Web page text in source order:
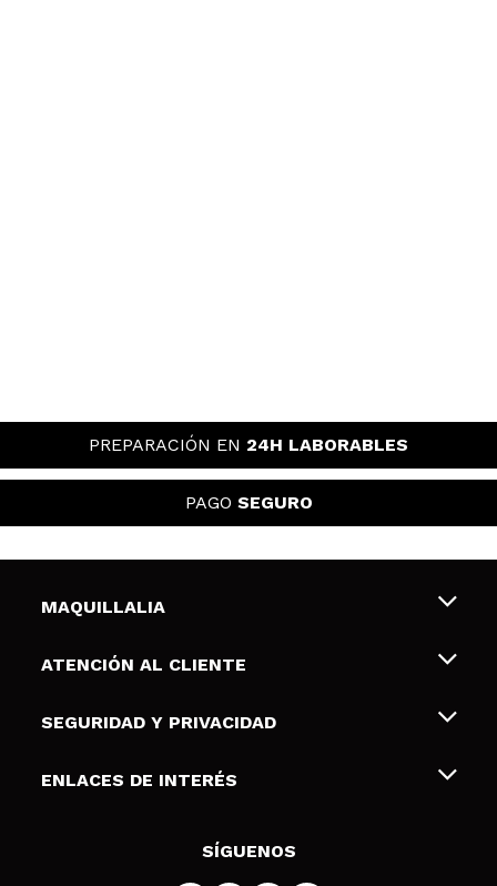
PREPARACIÓN EN 24H LABORABLES
PAGO SEGURO
MAQUILLALIA
Sobre nosotros
Tarjetas de Regalo
ATENCIÓN AL CLIENTE
Envíos y devoluciones
Formas de pago
SEGURIDAD Y PRIVACIDAD
Terminos y condiciones de uso
Política de cookies
ENLACES DE INTERÉS
SÍGUENOS